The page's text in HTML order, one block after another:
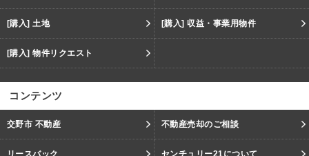
[購入] 土地 [購入] 収益・事業用物件
[購入] 物件リクエスト
コンテンツ
交野市 不動産 不動産売却のご相談
リースバック センチュリー21について